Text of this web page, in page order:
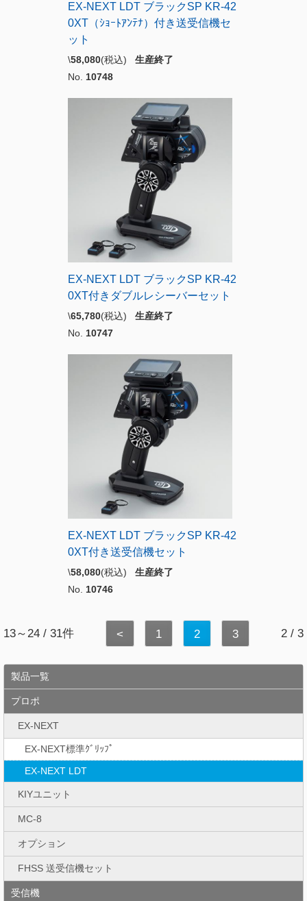
EX-NEXT LDT ブラックSP KR-42
0XT（ｼｮｰﾄｱﾝﾃﾅ）付き送受信機セ
ット
\58,080(税込) 生産終了
No. 10748
EX-NEXT LDT ブラックSP KR-42
0XT付きダブルレシーバーセット
\65,780(税込) 生産終了
No. 10747
EX-NEXT LDT ブラックSP KR-42
0XT付き送受信機セット
\58,080(税込) 生産終了
No. 10746
13～24 / 31件 < 1 2 3 2 / 3
製品一覧
プロポ
EX-NEXT
EX-NEXT標準ｸﾞﾘｯﾌﾟ
EX-NEXT LDT
KIYユニット
MC-8
オプション
FHSS 送受信機セット
受信機